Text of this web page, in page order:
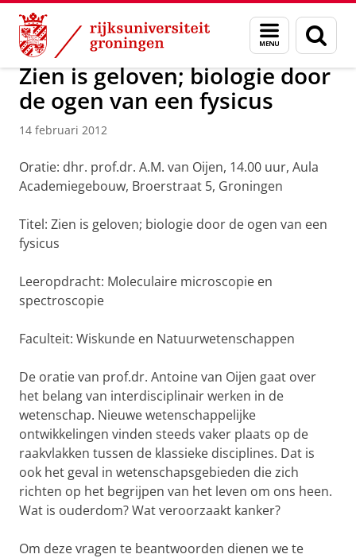
Skip
Content
Skip
Navigation
Menu
en
zoeken
Over ons Actueel Nieuws Nieuwsberichten
Zien is geloven; biologie door
de ogen van een fysicus
14 februari 2012
Oratie: dhr. prof.dr. A.M. van Oijen, 14.00 uur, Aula
Academiegebouw, Broerstraat 5, Groningen
Titel: Zien is geloven; biologie door de ogen van een
fysicus
Leeropdracht: Moleculaire microscopie en
spectroscopie
Faculteit: Wiskunde en Natuurwetenschappen
De oratie van prof.dr. Antoine van Oijen gaat over
het belang van interdisciplinair werken in de
wetenschap. Nieuwe wetenschappelijke
ontwikkelingen vinden steeds vaker plaats op de
raakvlakken tussen de klassieke disciplines. Dat is
ook het geval in wetenschapsgebieden die zich
richten op het begrijpen van het leven om ons heen.
Wat is ouderdom? Wat veroorzaakt kanker?
Om deze vragen te beantwoorden dienen we te